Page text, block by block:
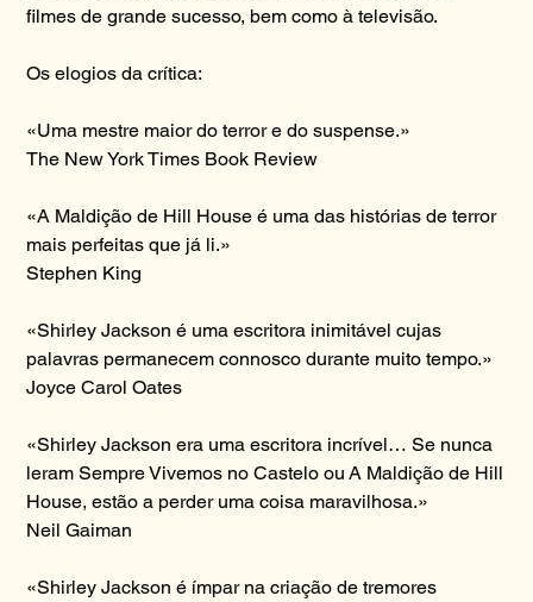
filmes de grande sucesso, bem como à televisão.
Os elogios da crítica:
«Uma mestre maior do terror e do suspense.»
The New York Times Book Review
«A Maldição de Hill House é uma das histórias de terror
mais perfeitas que já li.»
Stephen King
«Shirley Jackson é uma escritora inimitável cujas
palavras permanecem connosco durante muito tempo.»
Joyce Carol Oates
«Shirley Jackson era uma escritora incrível… Se nunca
leram Sempre Vivemos no Castelo ou A Maldição de Hill
House, estão a perder uma coisa maravilhosa.»
Neil Gaiman
«Shirley Jackson é ímpar na criação de tremores